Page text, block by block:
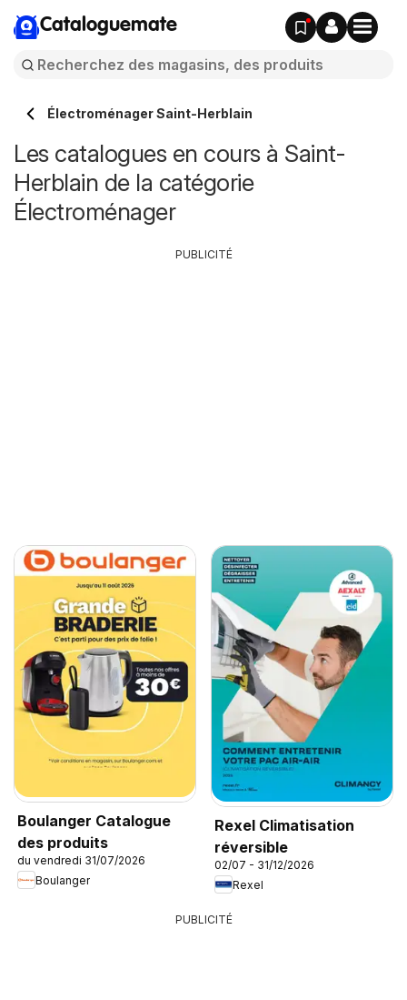
Cataloguemate
Électroménager Saint-Herblain
Les catalogues en cours à Saint-
Herblain de la catégorie
Électroménager
Boulanger Catalogue
des produits
du vendredi 31/07/2026
Boulanger
Rexel Climatisation
réversible
02/07 - 31/12/2026
Rexel
PUBLICITÉ
PUBLICITÉ